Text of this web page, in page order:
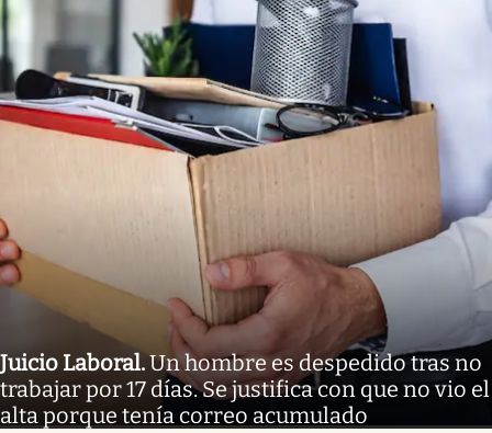
Juicio Laboral.Un hombre es despedido tras no
trabajar por 17 días. Se justifica con que no vio el
alta porque tenía correo acumulado